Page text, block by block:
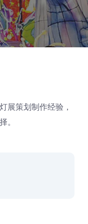
展策划制作经验，
。